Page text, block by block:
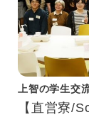
上智の学生交
【直営寮/